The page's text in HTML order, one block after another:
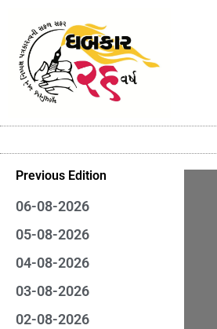
Previous Edition
06-08-2026
05-08-2026
04-08-2026
03-08-2026
02-08-2026